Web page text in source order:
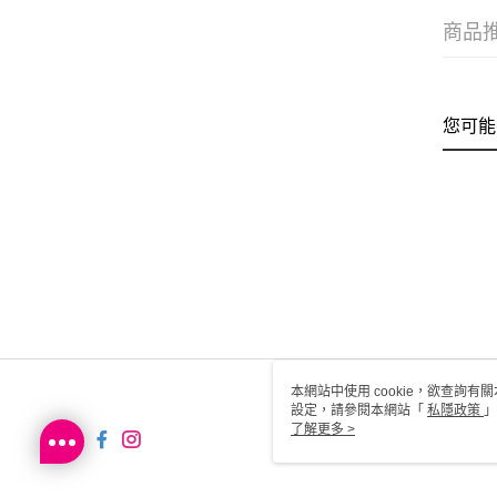
商品
您可
本網站中使用 cookie，欲查詢有
設定，請參閱本網站「 私隱政策
用 cookie。
了解更多 >